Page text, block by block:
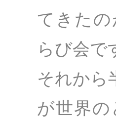
てきた
らび会で
それから
が世界